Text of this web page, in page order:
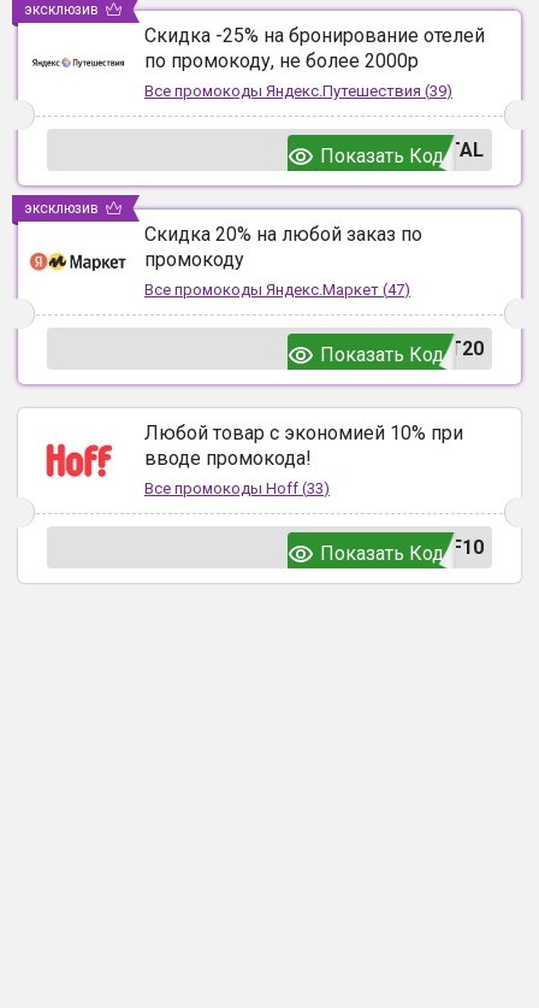
Скидка -25% на бронирование отелей
по промокоду, не более 2000р
Все промокоды Яндекс.Путешествия (39)
TAL
Показать Код
эксклюзив
Скидка 20% на любой заказ по
промокоду
Все промокоды Яндекс.Маркет (47)
T20
Показать Код
эксклюзив
Любой товар с экономией 10% при
вводе промокода!
Все промокоды Hoff (33)
F10
Показать Код